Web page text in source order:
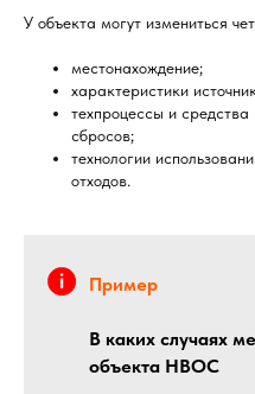
У объекта могут измениться
местонахождение;
характеристики
техпроцессы и
сбросов;
технологии
отходов.
Пример
В каких случаях
объекта НВОС